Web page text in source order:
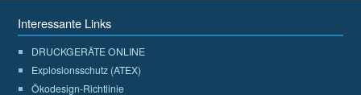
Interessante Links
DRUCKGERÄTE ONLINE
Explosionsschutz (ATEX)
Ökodesign-Richtlinie